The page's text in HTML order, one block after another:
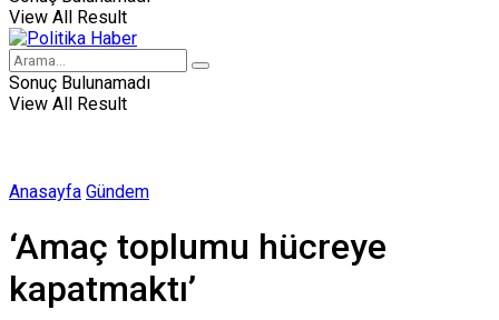
View All Result
Sonuç Bulunamadı
View All Result
Anasayfa Gündem
‘Amaç toplumu hücreye
kapatmaktı’